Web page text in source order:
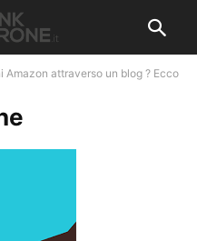
attraverso un blog ? Ecco